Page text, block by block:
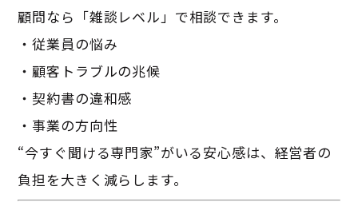
顧問なら「雑談レベル」で相談できます。
・従業員の悩み
・顧客トラブルの兆候
・契約書の違和感
・事業の方向性
“今すぐ聞ける専門家”がいる安心感は、経営者の
負担を大きく減らします。